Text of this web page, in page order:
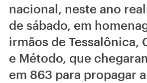
nacional, neste ano
de sábado, em
irmãos de Tessalônica,
e Método, que
em 863 para propagar